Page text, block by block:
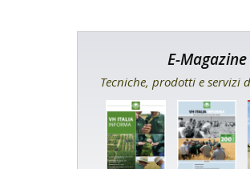
E-Magazine
Tecniche, prodotti e servizi